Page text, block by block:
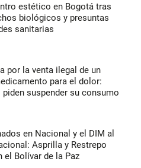
estético en Bogotá tras
biológicos y presuntas
sanitarias
por la venta ilegal de un
para el dolor:
piden suspender su consumo
en Nacional y el DIM al
Asprilla y Restrepo
el Bolívar de la Paz